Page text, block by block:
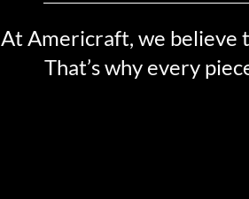
At Americraft, we believe
That’s why every